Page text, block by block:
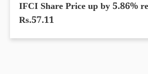
IFCI Share Price up by 5.86%
Rs.57.11